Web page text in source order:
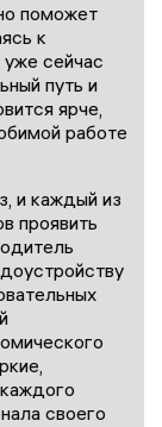
поможет
к
сейчас
путь и
ярче,
работе
и каждый из
проявить
своего